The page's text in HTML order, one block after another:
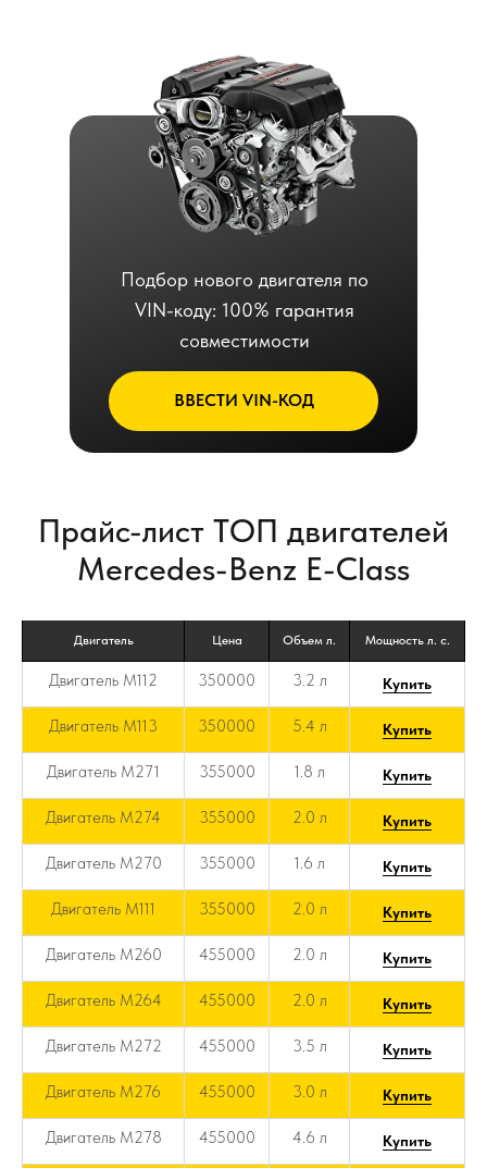
ВВЕСТИ VIN-КОД
Подбор нового двигателя по
VIN-коду: 100% гарантия
совместимости
Прайс-лист ТОП двигателей
Mercedes-Benz E-Class
Двигатель Цена Объем л. Мощность л. с.
Двигатель M112 350000 3.2 л Купить
Двигатель M113 350000 5.4 л Купить
Двигатель M271 355000 1.8 л Купить
Двигатель M274 355000 2.0 л Купить
Двигатель M270 355000 1.6 л Купить
Двигатель M111 355000 2.0 л Купить
Двигатель M260 455000 2.0 л Купить
Двигатель M264 455000 2.0 л Купить
Двигатель M272 455000 3.5 л Купить
Двигатель M276 455000 3.0 л Купить
Двигатель M278 455000 4.6 л Купить